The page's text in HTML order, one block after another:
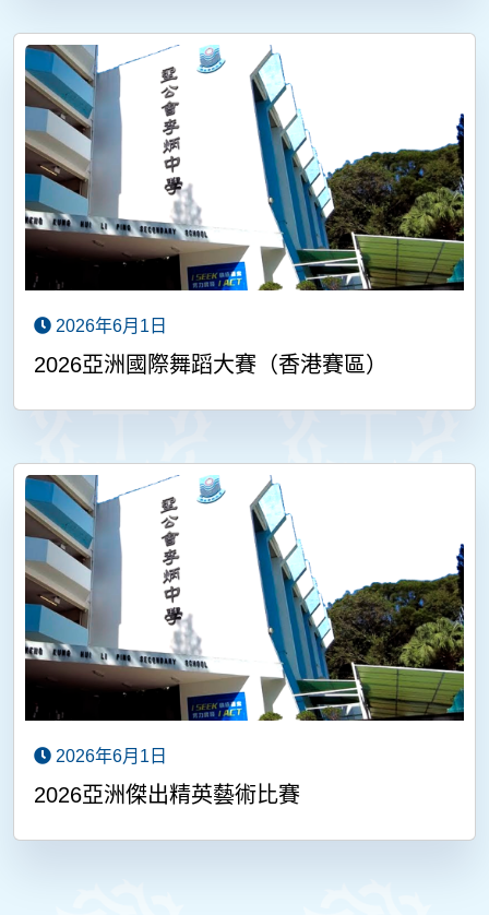
2026年6月1日
2026亞洲國際舞蹈大賽（香港賽區）
2026年6月1日
2026亞洲傑出精英藝術比賽